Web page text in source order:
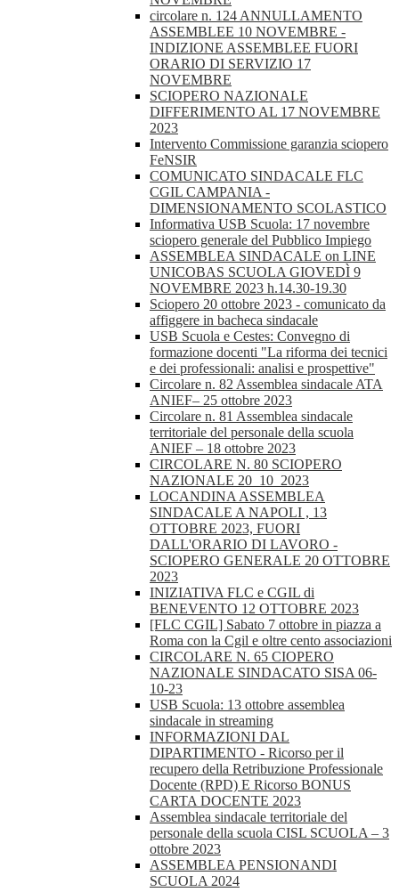
circolare n. 124 ANNULLAMENTO
ASSEMBLEE 10 NOVEMBRE -
INDIZIONE ASSEMBLEE FUORI
ORARIO DI SERVIZIO 17
NOVEMBRE
SCIOPERO NAZIONALE
DIFFERIMENTO AL 17 NOVEMBRE
2023
Intervento Commissione garanzia sciopero
FeNSIR
COMUNICATO SINDACALE FLC
CGIL CAMPANIA -
DIMENSIONAMENTO SCOLASTICO
Informativa USB Scuola: 17 novembre
sciopero generale del Pubblico Impiego
ASSEMBLEA SINDACALE on LINE
UNICOBAS SCUOLA GIOVEDÌ 9
NOVEMBRE 2023 h.14.30-19.30
Sciopero 20 ottobre 2023 - comunicato da
affiggere in bacheca sindacale
USB Scuola e Cestes: Convegno di
formazione docenti "La riforma dei tecnici
e dei professionali: analisi e prospettive"
Circolare n. 82 Assemblea sindacale ATA
ANIEF– 25 ottobre 2023
Circolare n. 81 Assemblea sindacale
territoriale del personale della scuola
ANIEF – 18 ottobre 2023
CIRCOLARE N. 80 SCIOPERO
NAZIONALE 20_10_2023
LOCANDINA ASSEMBLEA
SINDACALE A NAPOLI , 13
OTTOBRE 2023, FUORI
DALL'ORARIO DI LAVORO -
SCIOPERO GENERALE 20 OTTOBRE
2023
INIZIATIVA FLC e CGIL di
BENEVENTO 12 OTTOBRE 2023
[FLC CGIL] Sabato 7 ottobre in piazza a
Roma con la Cgil e oltre cento associazioni
CIRCOLARE N. 65 CIOPERO
NAZIONALE SINDACATO SISA 06-
10-23
USB Scuola: 13 ottobre assemblea
sindacale in streaming
INFORMAZIONI DAL
DIPARTIMENTO - Ricorso per il
recupero della Retribuzione Professionale
Docente (RPD) E Ricorso BONUS
CARTA DOCENTE 2023
Assemblea sindacale territoriale del
personale della scuola CISL SCUOLA – 3
ottobre 2023
ASSEMBLEA PENSIONANDI
SCUOLA 2024